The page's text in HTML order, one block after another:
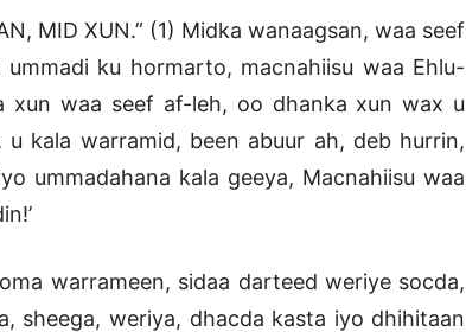
MID XUN.” (1) Midka wanaagsan, waa seef
ku hormarto, macnahiisu waa Ehlu-
xun waa seef af-leh, oo dhanka xun wax u
kala warramid, been abuur ah, deb hurrin,
ummadahana kala geeya, Macnahiisu waa
warrameen, sidaa darteed weriye socda,
sheega, weriya, dhacda kasta iyo dhihitaan